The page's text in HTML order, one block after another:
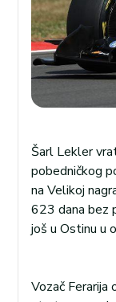
Šarl Lekler
pobedničkog
na Velikoj
623 dana bez
još u Ostinu u
Vozač Ferarija